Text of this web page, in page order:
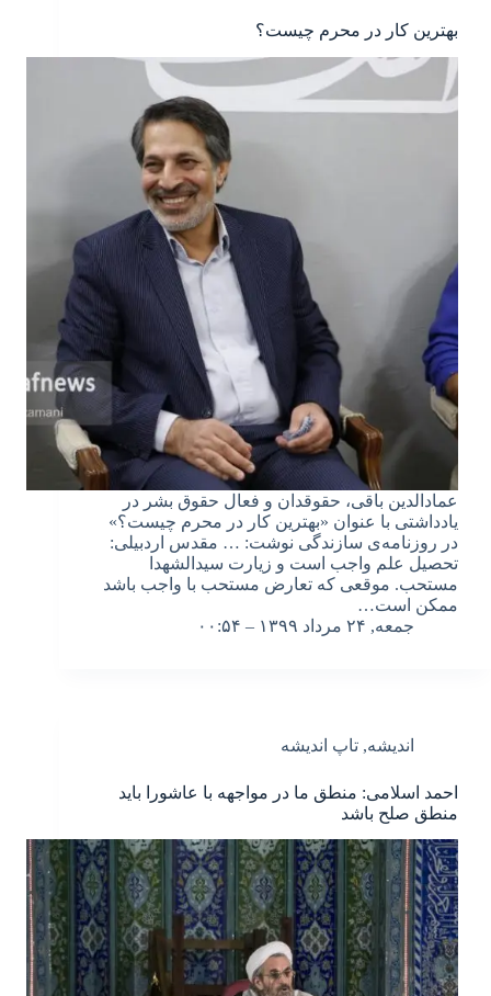
بهترین کار در محرم چیست؟
عمادالدین باقی، حقوقدان و‌ فعال حقوق بشر در
یادداشتی با عنوان «بهترین کار در محرم چیست؟»
در روزنامه‌ی سازندگی نوشت: … مقدس اردبیلی:
تحصیل علم واجب است و زیارت سیدالشهدا
مستحب. موقعی که تعارض مستحب با واجب باشد
ممکن است…
جمعه, ۲۴ مرداد ۱۳۹۹ – ۰۰:۵۴
اندیشه, تاپ اندیشه
احمد اسلامی: منطق ما در مواجهه با عاشورا باید
منطق صلح باشد